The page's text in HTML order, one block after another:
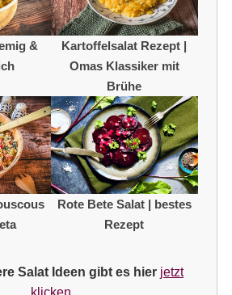
&
Kartoffelsalat Rezept |
Omas Klassiker mit
Brühe
Rote Bete Salat | bestes
Rezept
Salat Ideen gibt es hier jetzt
klicken